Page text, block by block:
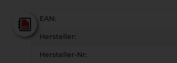
Produkteigenschaft
Wert
EAN:
Hersteller:
Hersteller-Nr: